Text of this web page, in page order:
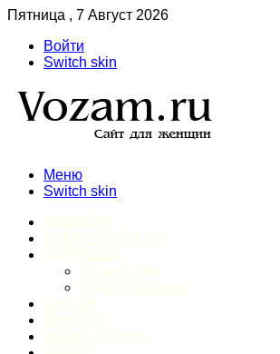
Пятница , 7 Август 2026
Войти
Switch skin
Меню
Switch skin